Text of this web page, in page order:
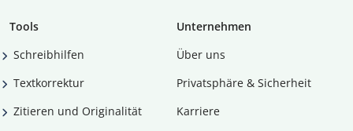
Tools
Schreibhilfen
Textkorrektur
Zitieren und Originalität
Unternehmen
Über uns
Privatsphäre & Sicherheit
Karriere